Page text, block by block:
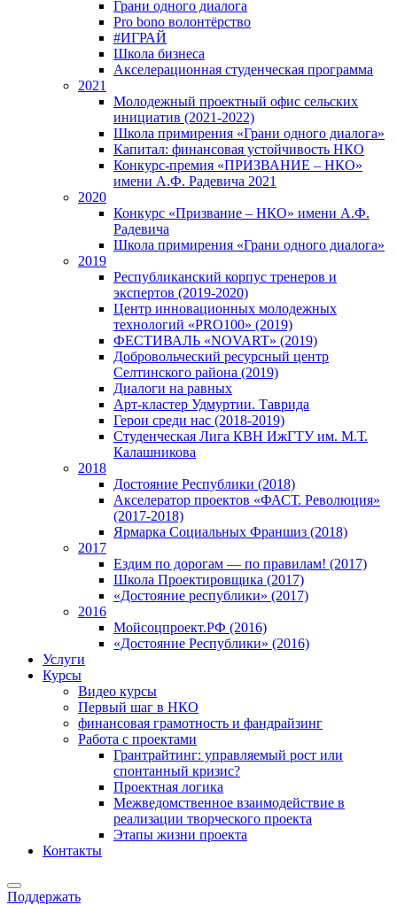
Грани одного диалога
Pro bono волонтёрство
#ИГРАЙ
Школа бизнеса
Акселерационная студенческая программа
2021
Молодежный проектный офис сельских
инициатив (2021-2022)
Школа примирения «Грани одного диалога»
Капитал: финансовая устойчивость НКО
Конкурс-премия «ПРИЗВАНИЕ – НКО»
имени А.Ф. Радевича 2021
2020
Конкурс «Призвание – НКО» имени А.Ф.
Радевича
Школа примирения «Грани одного диалога»
2019
Республиканский корпус тренеров и
экспертов (2019-2020)
Центр инновационных молодежных
технологий «PRO100» (2019)
ФЕСТИВАЛЬ «NOVART» (2019)
Добровольческий ресурсный центр
Селтинского района (2019)
Диалоги на равных
Арт-кластер Удмуртии. Таврида
Герои среди нас (2018-2019)
Студенческая Лига КВН ИжГТУ им. М.Т.
Калашникова
2018
Достояние Республики (2018)
Акселератор проектов «ФАСТ. Революция»
(2017-2018)
Ярмарка Социальных Франшиз (2018)
2017
Ездим по дорогам — по правилам! (2017)
Школа Проектировщика (2017)
«Достояние республики» (2017)
2016
Мойсоцпроект.РФ (2016)
«Достояние Республики» (2016)
Услуги
Курсы
Видео курсы
Первый шаг в НКО
финансовая грамотность и фандрайзинг
Работа с проектами
Грантрайтинг: управляемый рост или
спонтанный кризис?
Проектная логика
Межведомственное взаимодействие в
реализации творческого проекта
Этапы жизни проекта
Контакты
Поддержать